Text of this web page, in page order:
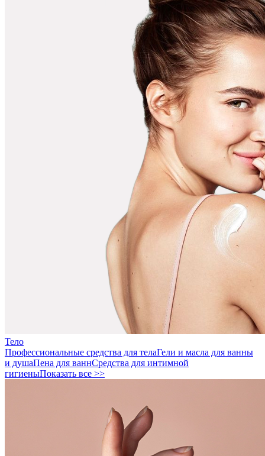
Тело
Профессиональные средства для телаГели и масла для ванны
и душаПена для ваннСредства для интимной
гигиеныПоказать все >>